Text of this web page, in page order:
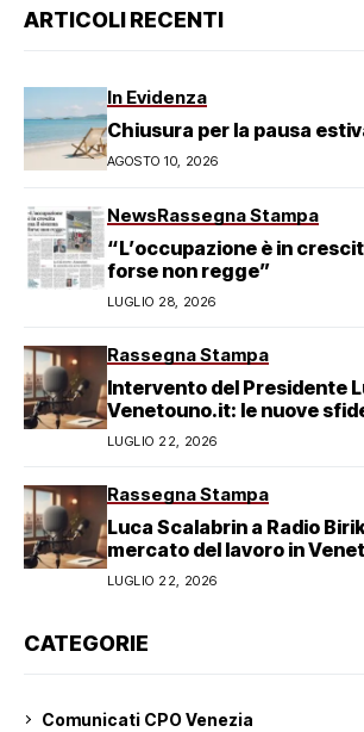
ARTICOLI RECENTI
In Evidenza
Chiusura per la pausa
AGOSTO 10, 2026
NewsRassegna Stampa
“L’occupazione è in
forse non regge”
LUGLIO 28, 2026
Rassegna Stampa
Intervento del Presidente
Venetouno.it: le nuove
del lavoro veneziano
LUGLIO 22, 2026
Rassegna Stampa
Luca Scalabrin a Radio
mercato del lavoro in
trasformazione”
LUGLIO 22, 2026
CATEGORIE
Comunicati CPO Venezia